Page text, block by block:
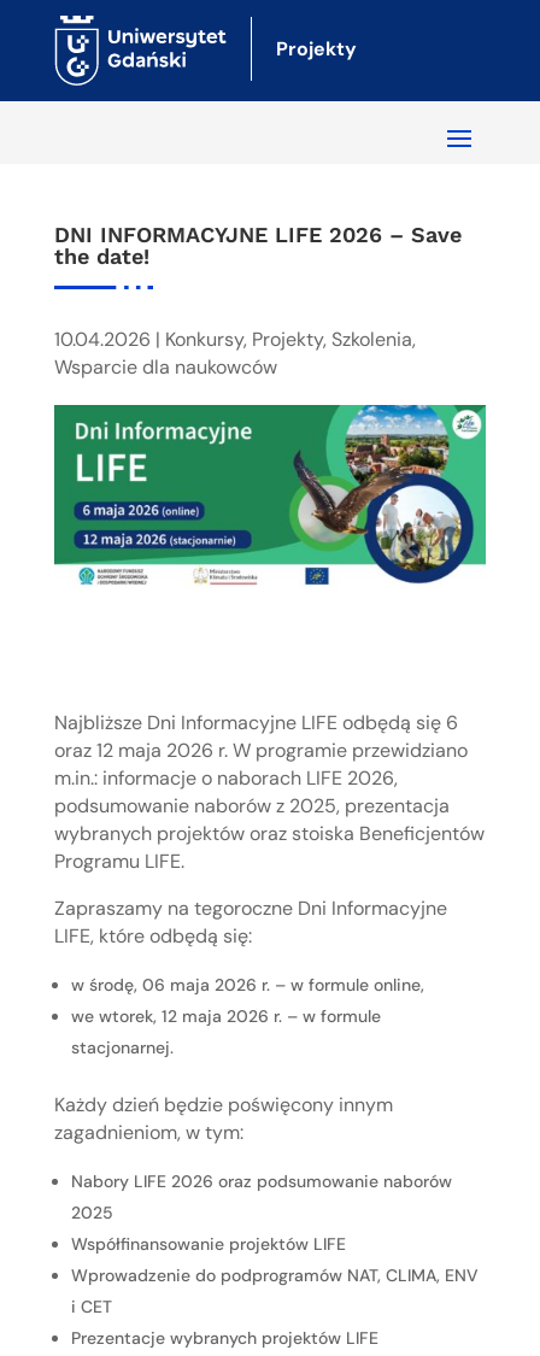
Projekty
DNI INFORMACYJNE LIFE 2026 – Save
the date!
10.04.2026 | Konkursy, Projekty,Szkolenia,
Wsparcie dla naukowców
Najbliższe Dni Informacyjne LIFE odbędą się 6
oraz 12 maja 2026 r. W programie przewidziano
m.in.: informacje o naborach LIFE 2026,
podsumowanie naborów z 2025, prezentacja
wybranych projektów oraz stoiska Beneficjentów
Programu LIFE.
Zapraszamy na tegoroczne Dni Informacyjne
LIFE, które odbędą się:
w środę, 06 maja 2026 r. – w formule online,
we wtorek, 12 maja 2026 r. – w formule
stacjonarnej.
Każdy dzień będzie poświęcony innym
zagadnieniom, w tym:
Nabory LIFE 2026 oraz podsumowanie naborów
2025
Współfinansowanie projektów LIFE
Wprowadzenie do podprogramów NAT, CLIMA, ENV
i CET
Prezentacje wybranych projektów LIFE